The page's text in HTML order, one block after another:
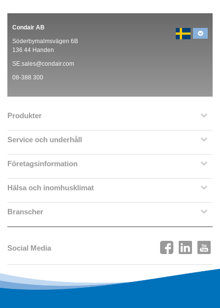
Condair AB
Söderbymalmsvägen 6B
136 44 Handen
SE.sales@condair.com
08-388 300
Produkter
Service och underhåll
Företagsinformation
Hälsa och inomhusklimat
Branscher
Social Media